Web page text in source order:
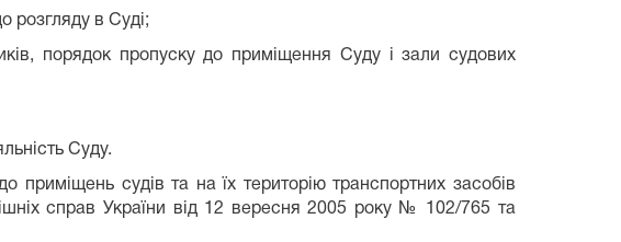
розгляду в Суді;
порядок пропуску до приміщення Суду і зали судових
Суду.
судів та на їх територію транспортних засобів
справ України від 12 вересня 2005 року № 102/765 та